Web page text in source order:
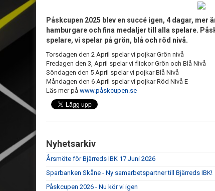
Påskcupen 2025 blev en succé igen, 4 dagar, mer
hamburgare och fina medaljer till alla spelare.
spelare, vi spelar på grön, blå och röd nivå.
Torsdagen den 2 April spelar vi pojkar Grön nivå
Fredagen den 3, April spelar vi flickor Grön och Blå Nivå
Söndagen den 5 April spelar vi pojkar Blå Nivå
Måndagen den 6 April spelar vi pojkar Röd Nivå E
Läs mer på www.påskcupen.se
Nyhetsarkiv
Årsmöte för Bjärreds IBK 17 Juni 2026
Sparbanken Skåne - Ny samarbetspartner till Bjärreds IBK!
Påskcupen 2026 - Nu kör vi igen